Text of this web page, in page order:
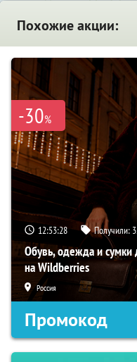
Похожие акции:
-30%
12:53:27 Получили:
Обувь, одежда и сумки
на Wildberries
Россия
Промокод